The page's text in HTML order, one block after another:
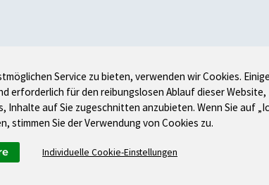
Service zu bieten, verwenden wir Cookies.
erforderlich für den reibungslosen Ablauf dieser Website,
Inhalte auf Sie zugeschnitten anzubieten. Wenn Sie auf
stimmen Sie der Verwendung von Cookies zu.
Individuelle Cookie-Einstellungen